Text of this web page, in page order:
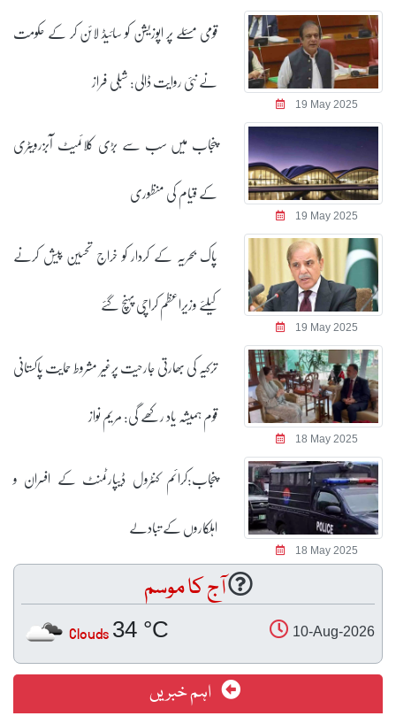
19 May 2025
قومی مسئلے پر اپوزیشن کو سائیڈ لائن کر کے حکومت
نے نئی روایت ڈالی: شبلی فراز
19 May 2025
پنجاب میں سب سے بڑی کلائمیٹ آبزرویٹری
کے قیام کی منظوری
19 May 2025
پاک بحریہ کے کردار کو خراج تحسین پیش کرنے
کیلئے وزیراعظم کراچی پہنچ گئے
18 May 2025
ترکیہ کی بھارتی جارحیت پرغیر مشروط حمایت پاکستانی
قوم ہمیشہ یاد رکھے گی: مریم نواز
18 May 2025
پنجاب:کرائم کنٹرول ڈیپارٹمنٹ کے افسران و
اہلکاروں کے تبادلے
آج کا موسم
10-Aug-2026
34 °C
Clouds
اہم خبریں